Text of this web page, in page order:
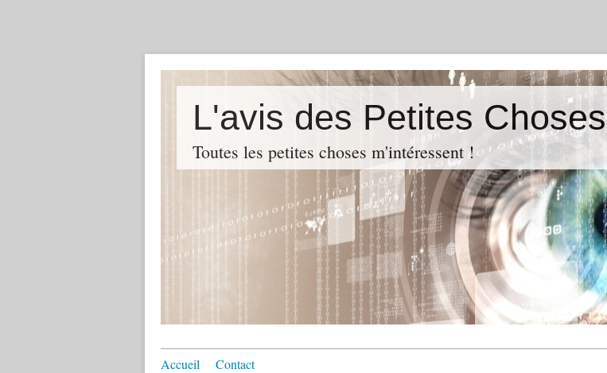
L'avis des Petites Choses
Toutes les petites choses m'intéressent !
Accueil Contact